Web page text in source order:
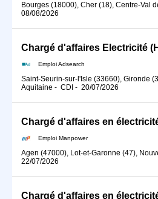
Bourges (18000), Cher (18), Centre-Val
08/08/2026
Chargé d'affaires Electricité
Emploi Adsearch
Saint-Seurin-sur-l'Isle (33660), Gironde
Aquitaine - CDI - 20/07/2026
Chargé d'affaires en
Emploi Manpower
Agen (47000), Lot-et-Garonne (47),
22/07/2026
Chargé d'affaires en